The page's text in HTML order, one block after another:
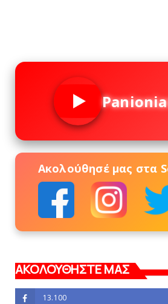
Ακολούθησέ μας στα
ΑΚΟΛΟΥΘΗΣΤΕ ΜΑΣ
13.100